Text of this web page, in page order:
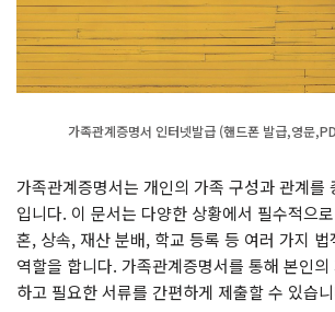
가족관계증명서 인터넷발급 (핸드폰 발급,영문
가족관계증명서는 개인의 가족 구성과 관계를
입니다. 이 문서는 다양한 상황에서 필수적으
혼, 상속, 재산 분배, 학교 등록 등 여러 가지
역할을 합니다. 가족관계증명서를 통해 본인
하고 필요한 서류를 간편하게 제출할 수 있습